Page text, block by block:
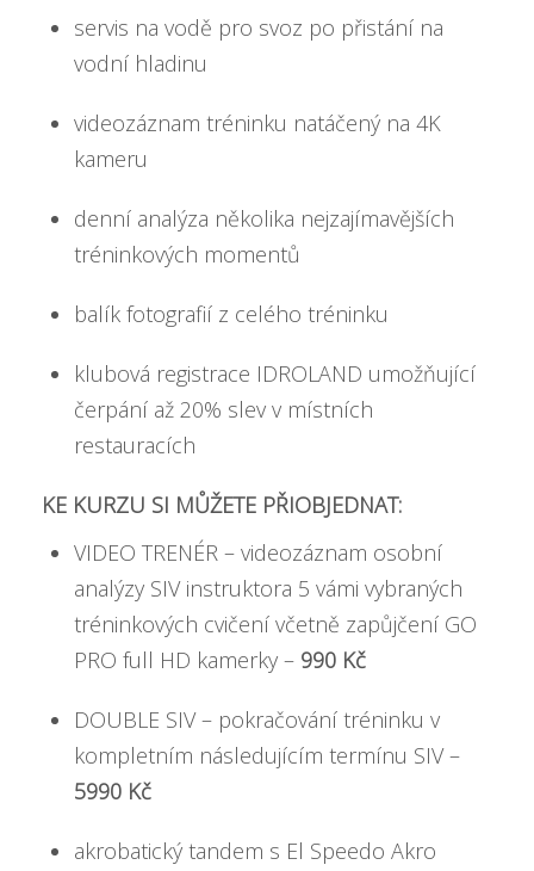
servis na vodě pro svoz po přistání na
vodní hladinu
videozáznam tréninku natáčený na 4K
kameru
denní analýza několika nejzajímavějších
tréninkových momentů
balík fotografií z celého tréninku
klubová registrace IDROLAND umožňující
čerpání až 20% slev v místních
restauracích
KE KURZU SI MŮŽETE PŘIOBJEDNAT:
VIDEO TRENÉR – videozáznam osobní
analýzy SIV instruktora 5 vámi vybraných
tréninkových cvičení včetně zapůjčení GO
PRO full HD kamerky – 990 Kč
DOUBLE SIV – pokračování tréninku v
kompletním následujícím termínu SIV –
5990 Kč
akrobatický tandem s El Speedo Akro